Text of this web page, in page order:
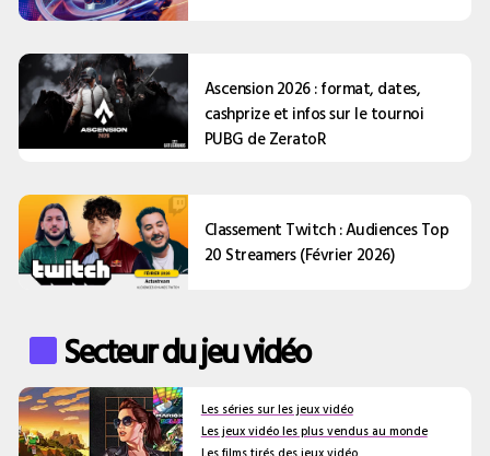
Ascension 2026 : format, dates,
cashprize et infos sur le tournoi
PUBG de ZeratoR
Classement Twitch : Audiences Top
20 Streamers (Février 2026)
Secteur du jeu vidéo
Les séries sur les jeux vidéo
Les jeux vidéo les plus vendus au monde